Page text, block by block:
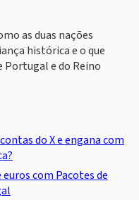
as duas nações
histórica e o que
Portugal e do Reino
do X e engana com
com Pacotes de